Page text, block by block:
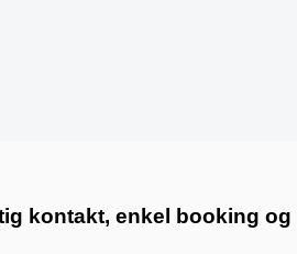
kontakt, enkel booking